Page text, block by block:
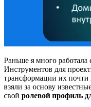
Раньше я много
Инструментов для
трансформации их
взяли за основу
свой ролевой профиль